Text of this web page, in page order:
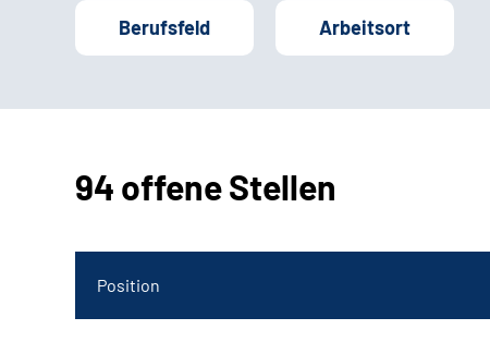
Berufsfeld Arbeitsort
94 offene Stellen
Position